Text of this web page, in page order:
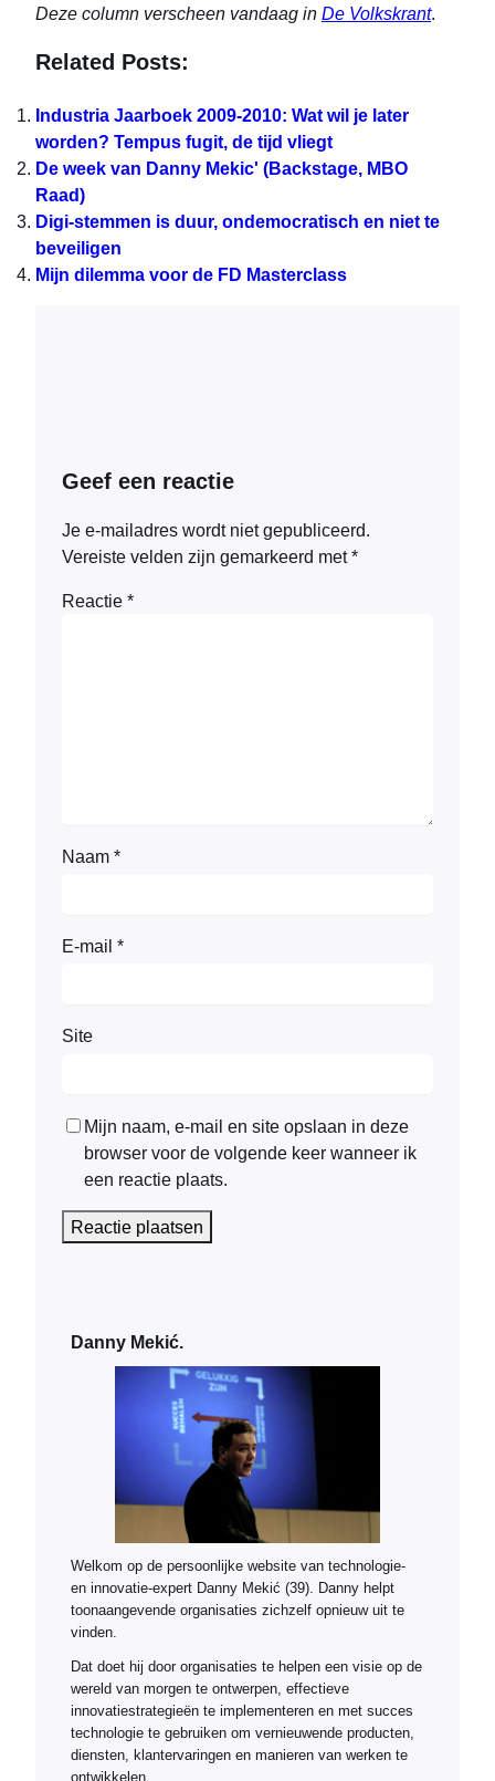
Deze column verscheen vandaag in De Volkskrant.
Related Posts:
Industria Jaarboek 2009-2010: Wat wil je later
worden? Tempus fugit, de tijd vliegt
De week van Danny Mekic' (Backstage, MBO
Raad)
Digi-stemmen is duur, ondemocratisch en niet te
beveiligen
Mijn dilemma voor de FD Masterclass
Geef een reactie
Je e-mailadres wordt niet gepubliceerd.
Vereiste velden zijn gemarkeerd met*
Reactie *
Naam *
E-mail *
Site
Mijn naam, e-mail en site opslaan in deze
browser voor de volgende keer wanneer ik
een reactie plaats.
Danny Mekić.
Welkom op de persoonlijke website van technologie-
en innovatie-expert Danny Mekić (39). Danny helpt
toonaangevende organisaties zichzelf opnieuw uit te
vinden.
Dat doet hij door organisaties te helpen een visie op de
wereld van morgen te ontwerpen, effectieve
innovatiestrategieën te implementeren en met succes
technologie te gebruiken om vernieuwende producten,
diensten, klantervaringen en manieren van werken te
ontwikkelen.